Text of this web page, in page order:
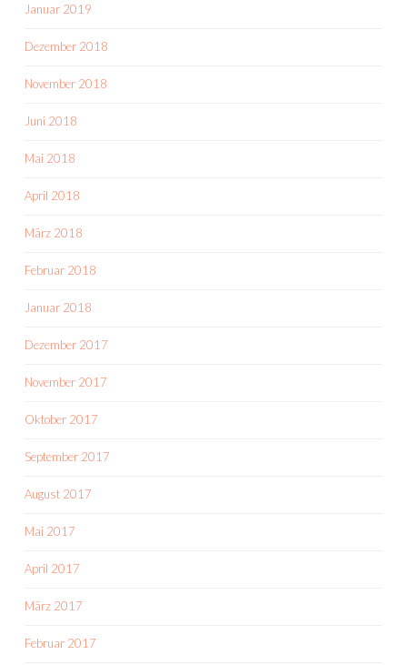
Januar 2019
Dezember 2018
November 2018
Juni 2018
Mai 2018
April 2018
März 2018
Februar 2018
Januar 2018
Dezember 2017
November 2017
Oktober 2017
September 2017
August 2017
Mai 2017
April 2017
März 2017
Februar 2017